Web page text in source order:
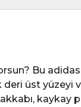
Bu
deri üst yüzeyi
kaykay